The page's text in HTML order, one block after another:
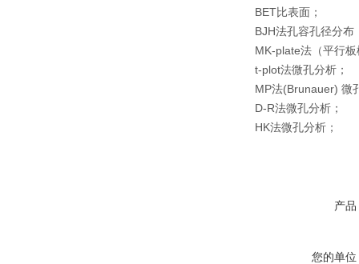
BET比表面；
BJH法孔容孔径分布
MK-plate法（平行
t-plot法微孔分析；
MP法(Brunauer) 微
D-R法微孔分析；
HK法微孔分析；
产品
您的单位